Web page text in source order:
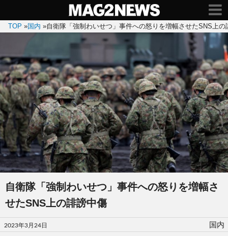
TOP »国内 »自衛隊「強制わいせつ」事件への怒りを増幅させたSNS上の
自衛隊「強制わいせつ」事件への怒りを増幅さ
せたSNS上の誹謗中傷
投
稿
2023年3月24日 国内